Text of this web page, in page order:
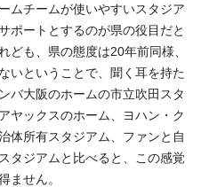
ムチームが使いやすいスタジア
ポートとするのが県の役目だと
ども、県の態度は20年前同様、
いということで、聞く耳を持た
バ大阪のホームの市立吹田スタ
ヤックスのホーム、ヨハン・ク
体所有スタジアム、ファンと自
タジアムと比べると、この感覚
ません。